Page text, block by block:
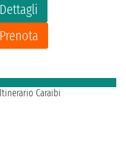
Dettagli
Prenota